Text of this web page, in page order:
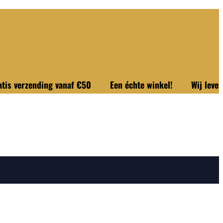
vanaf €50 Een échte winkel! Wij leveren uit